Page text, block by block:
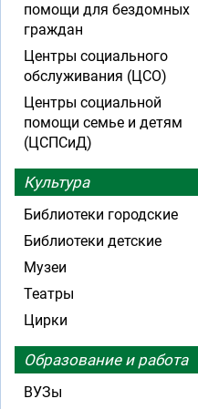
помощи для бездомных
граждан
Центры социального
обслуживания (ЦСО)
Центры социальной
помощи семье и детям
(ЦСПСиД)
Культура
Библиотеки городские
Библиотеки детские
Музеи
Театры
Цирки
Образование и работа
ВУЗы